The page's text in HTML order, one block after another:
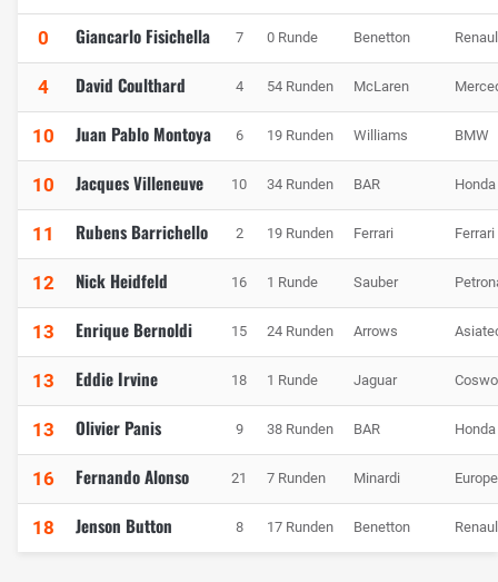
0 Giancarlo Fisichella 7 0 Runde Benetton
4 David Coulthard 4 54 Runden McLaren
10 Juan Pablo Montoya 6 19 Runden Williams BMW
10 Jacques Villeneuve 10 34 Runden BAR Honda
11 Rubens Barrichello 2 19 Runden Ferrari Ferrari
12 Nick Heidfeld 16 1 Runde Sauber
13 Enrique Bernoldi 15 24 Runden Arrows
13 Eddie Irvine 18 1 Runde Jaguar
13 Olivier Panis 9 38 Runden BAR Honda
16 Fernando Alonso 21 7 Runden Minardi
18 Jenson Button 8 17 Runden Benetton